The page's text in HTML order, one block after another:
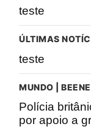
teste
ÚLTIMAS
teste
MUNDO |
Polícia
por apoio a